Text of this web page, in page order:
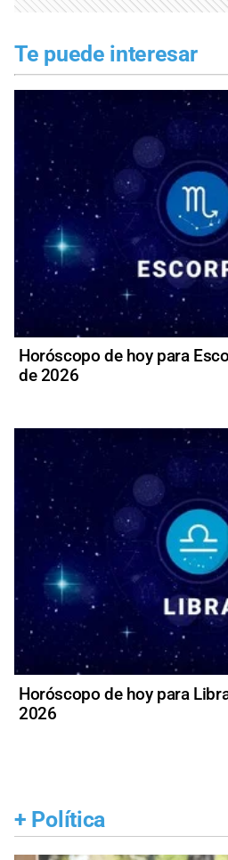
Te puede interesar
Horóscopo de hoy para
de 2026
Horóscopo de hoy para
2026
+ Política